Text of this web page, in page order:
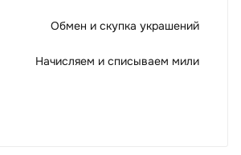
Обмен и скупка украшений
Начисляем и списываем мили